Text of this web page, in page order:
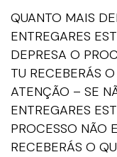
QUANTO MAIS
ENTREGARES
DEPRESA O
TU RECEBERÁS
ATENÇÃO – SE
ENTREGARES
PROCESSO NÃO
RECEBERÁS O